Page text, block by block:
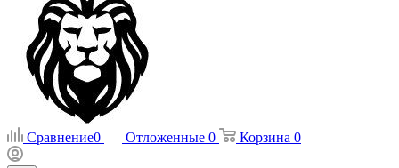
Сравнение0 Отложенные 0 Корзина 0